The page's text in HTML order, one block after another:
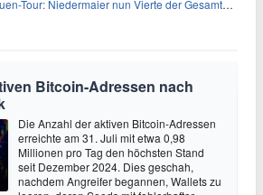
Tour: Niedermaier nun Vierte der Gesamtwertung
Bitcoin-Adressen nach
Die Anzahl der aktiven Bitcoin-Adressen
erreichte am 31. Juli mit etwa 0,98
Millionen pro Tag den höchsten Stand
seit Dezember 2024. Dies geschah,
nachdem Angreifer begannen, Wallets zu